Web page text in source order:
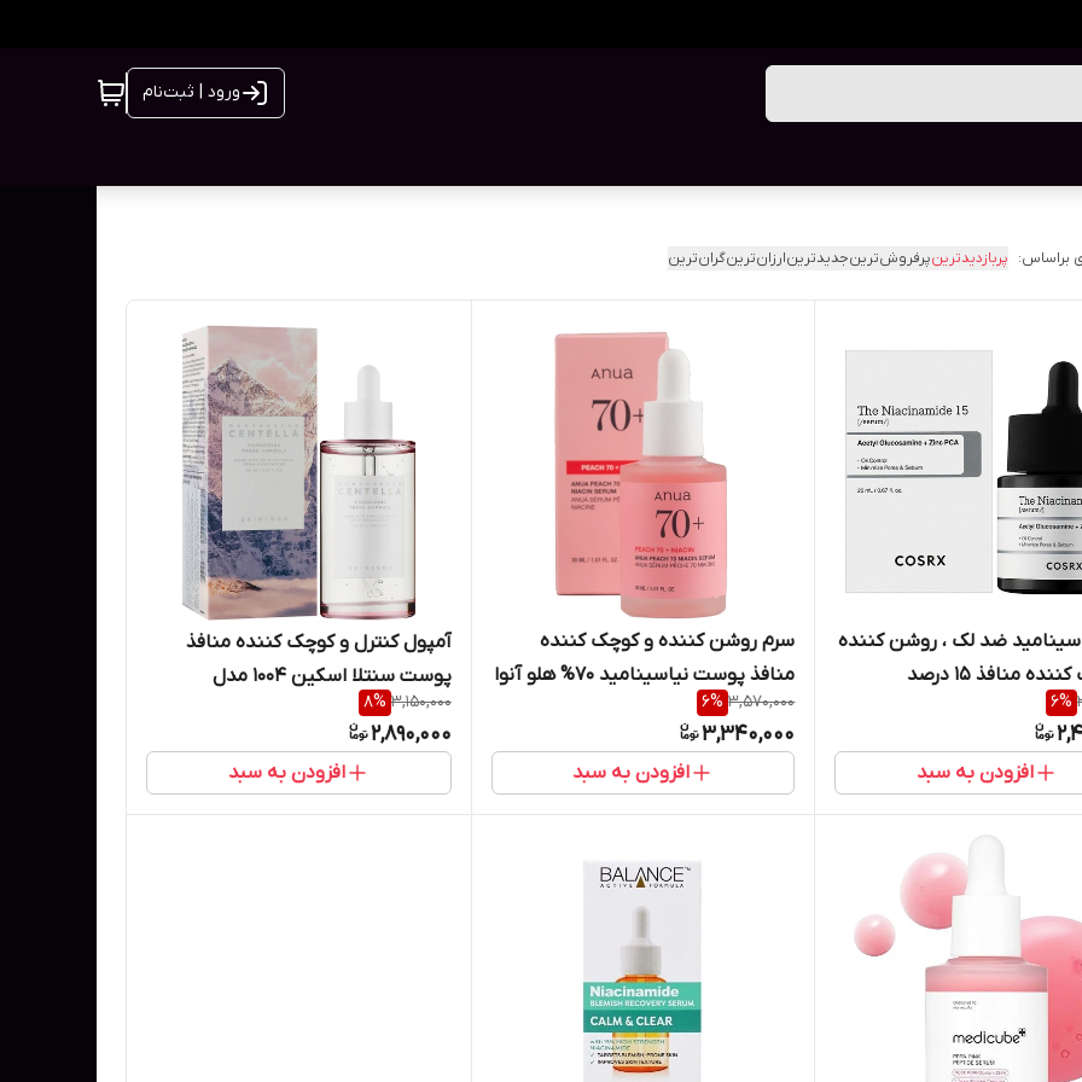
ورود | ثبت‌نام
براساس: پربازدیدترینپرفروش‌ترینجدیدترینارزان‌ترینگران‌ترین
ضد لک ، روشن کننده
و کوچک کننده منافذ 15 درصد
20 میل
6%
افزودن به سبد
سرم روشن کننده و کوچک کننده
منافذ پوست نیاسینامید 70% هلو آنوا
Anua حجم ۳۰ میل
3,570,000
6%
3,340,000
افزودن به سبد
آمپول کنترل و کوچک کننده منافذ
پوست سنتلا اسکین ۱۰۰۴ مدل
ماداگاسکار حجم ۱۰۰ میل
3,150,000
8%
2,890,000
افزودن به سبد